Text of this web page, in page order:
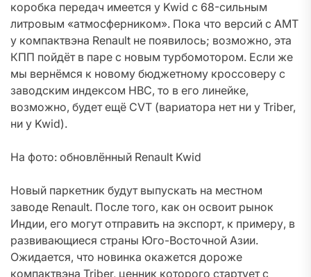
коробка передач имеется у Kwid с 68-сильным
литровым «атмосферником». Пока что версий с AMT
у компактвэна Renault не появилось; возможно, эта
КПП пойдёт в паре с новым турбомотором. Если же
мы вернёмся к новому бюджетному кроссоверу с
заводским индексом HBC, то в его линейке,
возможно, будет ещё CVT (вариатора нет ни у Triber,
ни у Kwid).
На фото: обновлённый Renault Kwid
Новый паркетник будут выпускать на местном
заводе Renault. После того, как он освоит рынок
Индии, его могут отправить на экспорт, к примеру, в
развивающиеся страны Юго-Восточной Азии.
Ожидается, что новинка окажется дороже
компактвэна Triber, ценник которого стартует с